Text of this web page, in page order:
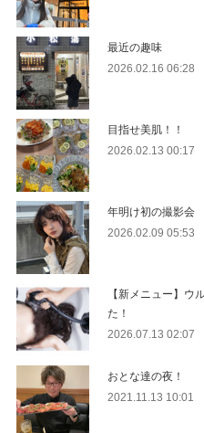
最近の趣味
2026.02.16 06:28
目指せ美肌！！
2026.02.13 00:17
年明け初の撮影会
2026.02.09 05:53
【新メニュー】ウ
た！
2026.07.13 02:07
おとな達の夜！
2021.11.13 10:01